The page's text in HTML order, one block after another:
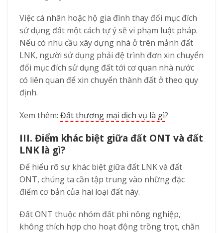
Việc cá nhân hoặc hộ gia đình thay đổi mục đích
sử dụng đất một cách tự ý sẽ vi phạm luật pháp.
Nếu có nhu cầu xây dựng nhà ở trên mảnh đất
LNK, người sử dụng phải đệ trình đơn xin chuyển
đổi mục đích sử dụng đất tới cơ quan nhà nước
có liên quan để xin chuyển thành đất ở theo quy
định.
Xem thêm: Đất thương mại dịch vụ là gì?
III. Điểm khác biệt giữa đất ONT và đất
LNK là gì?
Để hiểu rõ sự khác biệt giữa đất LNK và đất
ONT, chúng ta cần tập trung vào những đặc
điểm cơ bản của hai loại đất này.
Đất ONT thuộc nhóm đất phi nông nghiệp,
không thích hợp cho hoạt động trồng trọt, chăn